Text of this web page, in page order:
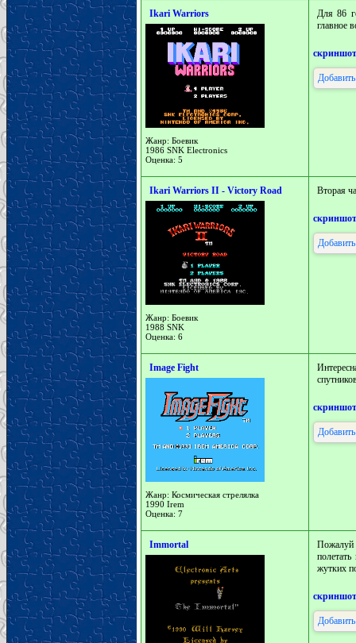
Ikari Warriors
Жанр: Боевик
1986 SNK Electronics
Оценка: 5
Для 86
главное
Ikari Warriors II - Victory Road
Жанр: Боевик
1988 SNK
Оценка: 6
Вторая
Image Fight
Жанр: Космическая стрелялка
1990 Irem
Оценка: 7
Immortal
Пожалуй
жутких